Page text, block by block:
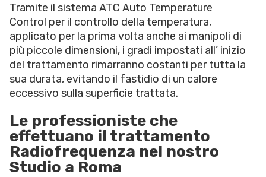
Tramite il sistema ATC Auto Temperature
Control per il controllo della temperatura,
applicato per la prima volta anche ai manipoli di
più piccole dimensioni, i gradi impostati all’ inizio
del trattamento rimarranno costanti per tutta la
sua durata, evitando il fastidio di un calore
eccessivo sulla superficie trattata.
Le professioniste che
effettuano il trattamento
Radiofrequenza nel nostro
Studio a Roma